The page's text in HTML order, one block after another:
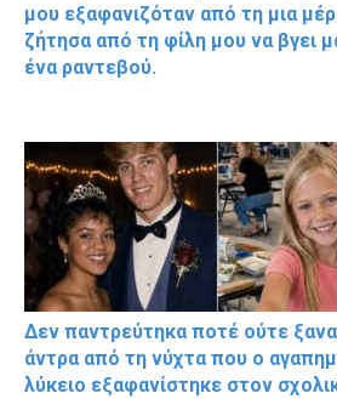
μου εξαφανιζόταν από τη μια
ζήτησα από τη φίλη μου να βγει
ένα ραντεβού.
Δεν παντρεύτηκα ποτέ ούτε
άντρα από τη νύχτα που ο
λύκειο εξαφανίστηκε στον